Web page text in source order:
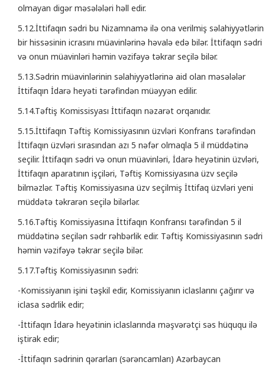
olmayan digər məsələləri həll edir.
5.12.İttifaqın sədri bu Nizamnamə ilə ona verilmiş səlahiyyətlərin
bir hissəsinin icrasını müavinlərinə həvalə edə bilər. İttifaqın sədri
və onun müavinləri həmin vəzifəyə təkrar seçilə bilər.
5.13.Sədrin müavinlərinin səlahiyyətlərinə aid olan məsələlər
İttifaqın İdarə heyəti tərəfindən müəyyən edilir.
5.14.Təftiş Komissisyası İttifaqın nəzarət orqanıdır.
5.15.İttifaqın Təftiş Komissiyasının üzvləri Konfrans tərəfindən
İttifaqın üzvləri sırasından azı 5 nəfər olmaqla 5 il müddətinə
seçilir. İttifaqın sədri və onun müavinləri, İdarə heyətinin üzvləri,
İttifaqın aparatının işçiləri, Təftiş Komissiyasına üzv seçilə
bilməzlər. Təftiş Komissiyasına üzv seçilmiş İttifaq üzvləri yeni
müddətə təkrarən seçilə bilərlər.
5.16.Təftiş Komissiyasına İttifaqın Konfransı tərəfindən 5 il
müddətinə seçilən sədr rəhbərlik edir. Təftiş Komissiyasının sədri
həmin vəzifəyə təkrar seçilə bilər.
5.17.Təftiş Komissiyasının sədri:
-Komissiyanın işini təşkil edir, Komissiyanın iclaslarını çağırır və
iclasa sədrlik edir;
-İttifaqın İdarə heyətinin iclaslarında məşvərətçi səs hüququ ilə
iştirak edir;
-İttifaqın sədrinin qərarları (sərəncamları) Azərbaycan